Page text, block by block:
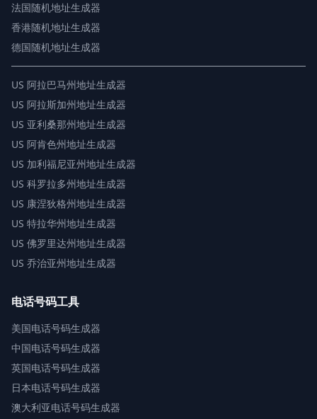
法国随机地址生成器
香港随机地址生成器
德国随机地址生成器
US 阿拉巴马州地址生成器
US 阿拉斯加州地址生成器
US 亚利桑那州地址生成器
US 阿肯色州地址生成器
US 加利福尼亚州地址生成器
US 科罗拉多州地址生成器
US 康涅狄格州地址生成器
US 特拉华州地址生成器
US 佛罗里达州地址生成器
US 乔治亚州地址生成器
电话号码工具
美国电话号码生成器
中国电话号码生成器
英国电话号码生成器
日本电话号码生成器
澳大利亚电话号码生成器